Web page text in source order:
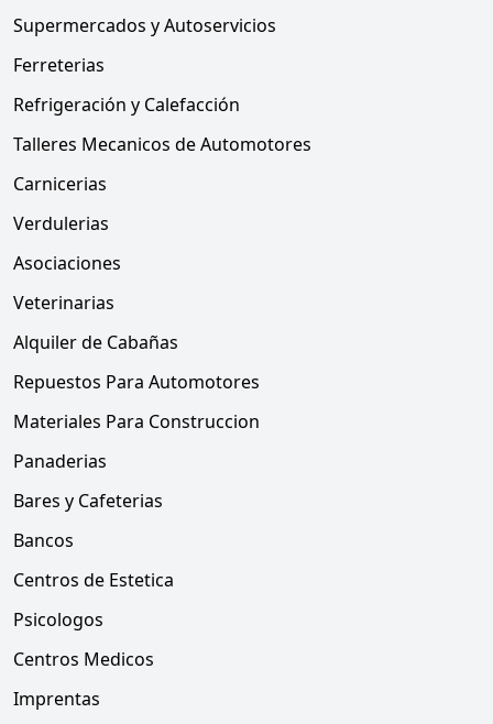
Supermercados y Autoservicios
Ferreterias
Refrigeración y Calefacción
Talleres Mecanicos de Automotores
Carnicerias
Verdulerias
Asociaciones
Veterinarias
Alquiler de Cabañas
Repuestos Para Automotores
Materiales Para Construccion
Panaderias
Bares y Cafeterias
Bancos
Centros de Estetica
Psicologos
Centros Medicos
Imprentas